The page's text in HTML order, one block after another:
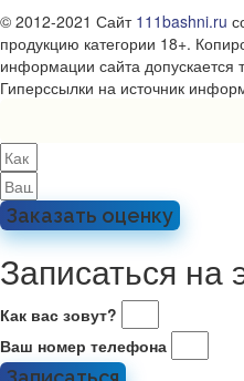
© 2012-2021 Сайт 111bashni.ru
продукцию категории 18+.
информации сайта допускается
Гиперссылки на источник
Заказать оценку
Записаться на
Как вас зовут?
Ваш номер телефона